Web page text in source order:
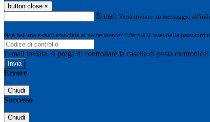
button close ×
E-mail Verrà inviato un messaggio
Non hai una e-mail associata al nome utente? Effettua il reset della password
E-mail inviata, si prega di controllare la casella di posta elettronica!
Errore
Chiudi
Successo
Chiudi